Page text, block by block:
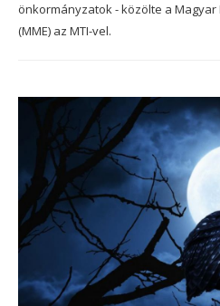
önkormányzatok - közölte a
(MME) az MTI-vel.